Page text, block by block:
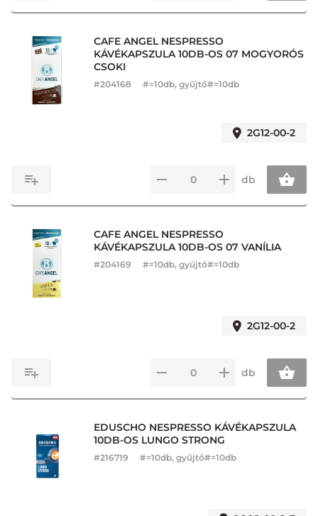
CAFE ANGEL NESPRESSO
KÁVÉKAPSZULA 10DB-OS 07 MOGYORÓS
CSOKI
#204168 #=10db, gyűjtő#=10db
2G12-00-2
db
CAFE ANGEL NESPRESSO
KÁVÉKAPSZULA 10DB-OS 07 VANÍLIA
#204169 #=10db, gyűjtő#=10db
2G12-00-2
db
EDUSCHO NESPRESSO KÁVÉKAPSZULA
10DB-OS LUNGO STRONG
#216719 #=10db, gyűjtő#=10db